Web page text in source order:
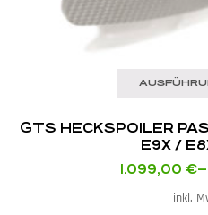
GTS HECKSPOILER
E9X /
1.099,00 €–
inkl.